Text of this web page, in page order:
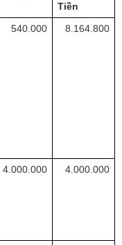
Tiền
540.000 8.164.800
4.000.000 4.000.000